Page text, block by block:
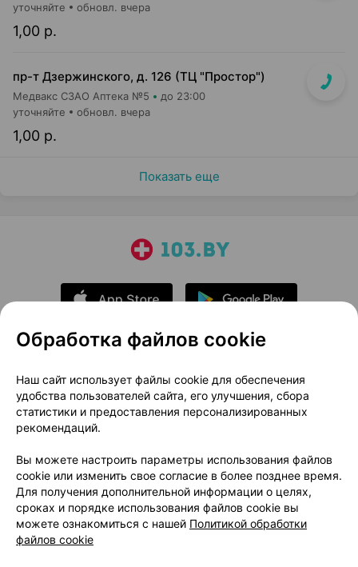
1,00 р.
уточняйте обновл. вчера
пр-т Дзержинского, д. 126 (ТЦ "Простор")
Медвакс СЗАО Аптека №5 до 23:00
1,00 р.
уточняйте обновл. вчера
Показать еще
О проекте
Новости проекта
Размещение рекламы
Медицинский маркетинг
Публичный договор
Доставка
Способы оплаты
Вакансии
Партнеры
Написать руководителю 103.by
Написать в поддержку
Персональные настройки Cookie
Обработка файлов cookie
Наш сайт использует файлы cookie для обеспечения
удобства пользователей сайта, его улучшения, сбора
статистики и предоставления персонализированных
рекомендаций.
Вы можете настроить параметры использования файлов
cookie или изменить свое согласие в более позднее время.
Для получения дополнительной информации о целях,
сроках и порядке использования файлов cookie вы
можете ознакомиться с нашей Политикой обработки
файлов cookie